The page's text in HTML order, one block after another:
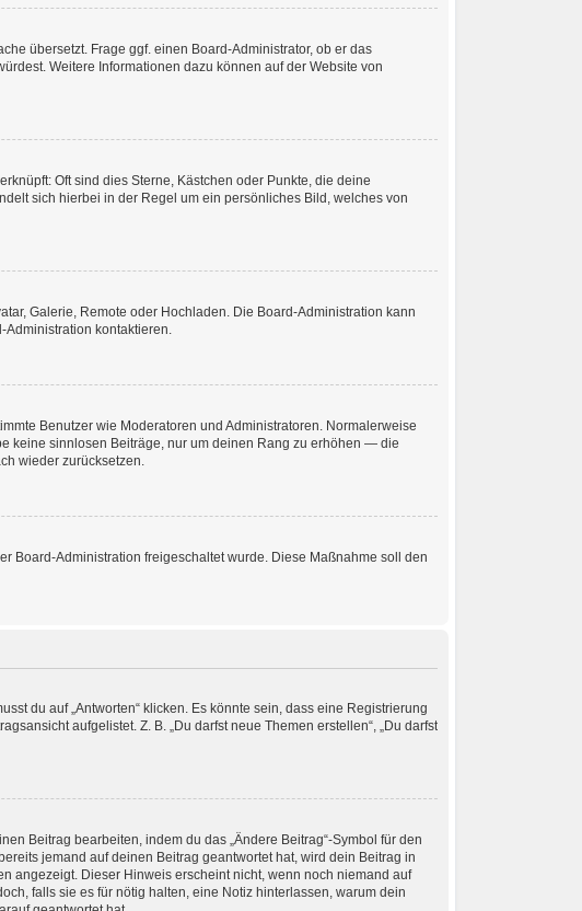
übersetzt. Frage ggf. einen Board-Administrator, ob er das
Weitere Informationen dazu können auf der Website von
Oft sind dies Sterne, Kästchen oder Punkte, die deine
sich hierbei in der Regel um ein persönliches Bild, welches von
Galerie, Remote oder Hochladen. Die Board-Administration kann
kontaktieren.
Benutzer wie Moderatoren und Administratoren. Normalerweise
keine sinnlosen Beiträge, nur um deinen Rang zu erhöhen — die
wieder zurücksetzen.
Board-Administration freigeschaltet wurde. Diese Maßnahme soll den
du auf „Antworten“ klicken. Es könnte sein, dass eine Registrierung
aufgelistet. Z. B. „Du darfst neue Themen erstellen“, „Du darfst
Beitrag bearbeiten, indem du das „Ändere Beitrag“-Symbol für den
jemand auf deinen Beitrag geantwortet hat, wird dein Beitrag in
angezeigt. Dieser Hinweis erscheint nicht, wenn noch niemand auf
falls sie es für nötig halten, eine Notiz hinterlassen, warum dein